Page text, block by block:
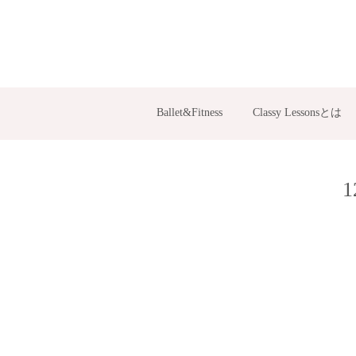
Ballet&Fitness Classy Lessonsとは